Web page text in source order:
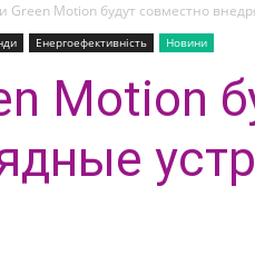
Green Motion будут совместно
Енергоефективність Новини
Motion